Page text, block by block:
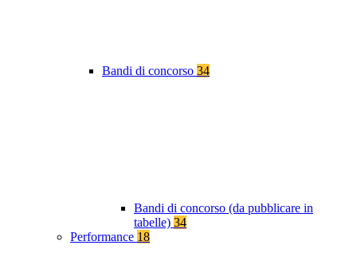
Bandi di concorso 34
Bandi di concorso (da pubblicare in
tabelle) 34
Performance 18